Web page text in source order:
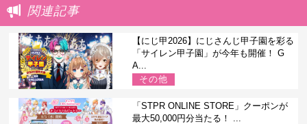
関連記事
【にじ甲2026】にじさんじ甲子園を彩る
「サイレン甲子園」が今年も開催！ G
A...
その他
「STPR ONLINE STORE」クーポンが
最大50,000円分当たる！ ...